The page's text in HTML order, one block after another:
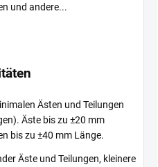
und andere...
Ästen und Teilungen
Äste bis zu ±20 mm
bis zu ±40 mm Länge.
Äste und Teilungen, kleinere